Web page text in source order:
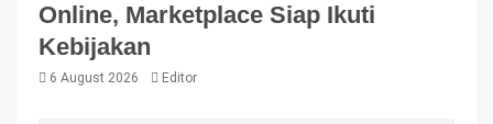
Online, Marketplace Siap Ikuti
Kebijakan
6 August 2026 Editor